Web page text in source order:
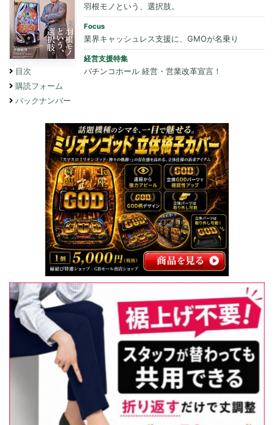
目次
購読フォーム
バックナンバー
羽根モノという、選択肢。
Focus
業界キャッシュレス支援に、GMOが名乗り
経営支援特集
パチンコホール 経営・営業改革宣言！